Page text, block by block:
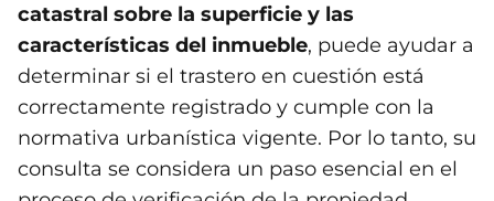
catastral sobre la superficie y las
características del inmueble, puede ayudar a
determinar si el trastero en cuestión está
correctamente registrado y cumple con la
normativa urbanística vigente. Por lo tanto, su
consulta se considera un paso esencial en el